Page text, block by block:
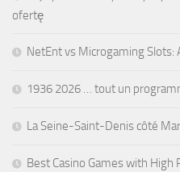
ofertę
NetEnt vs Microgaming Slots:
1936 2026 … tout un
La Seine-Saint-Denis côté
Best Casino Games with High